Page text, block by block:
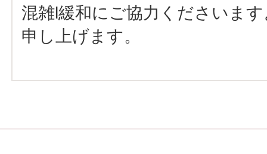
混雑l緩和にご協力くださいま
申し上げます。